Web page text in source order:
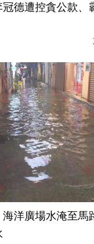
德遭控貪公款、
洋廣場水淹至馬